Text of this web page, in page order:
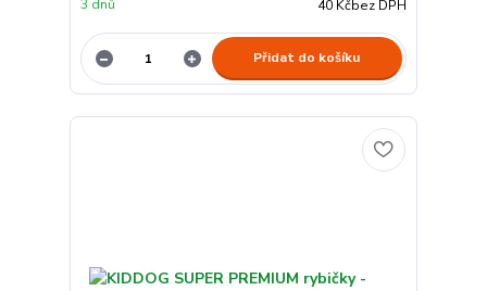
40 Kčbez DPH
3 dnů
Přidat do košíku